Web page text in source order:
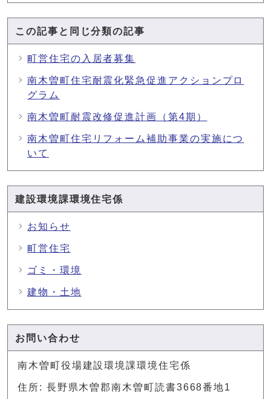
この記事と同じ分類の記事
町営住宅の入居者募集
南木曽町住宅耐震化緊急促進アクションプロ
グラム
南木曽町耐震改修促進計画（第4期）
南木曽町住宅リフォーム補助事業の実施につ
いて
建設環境課環境住宅係
お知らせ
町営住宅
ゴミ・環境
建物・土地
お問い合わせ
南木曽町役場建設環境課環境住宅係
住所: 長野県木曽郡南木曽町読書3668番地1